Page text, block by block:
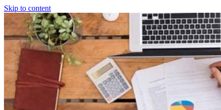
Skip to content